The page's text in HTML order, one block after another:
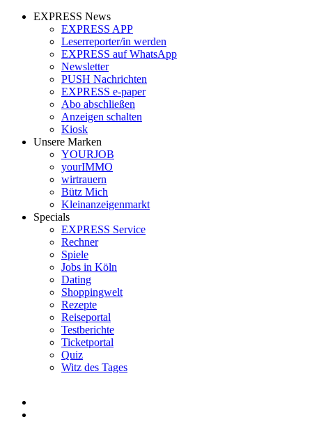
EXPRESS News
EXPRESS APP
Leserreporter/in werden
EXPRESS auf WhatsApp
Newsletter
PUSH Nachrichten
EXPRESS e-paper
Abo abschließen
Anzeigen schalten
Kiosk
Unsere Marken
YOURJOB
yourIMMO
wirtrauern
Bütz Mich
Kleinanzeigenmarkt
Specials
EXPRESS Service
Rechner
Spiele
Jobs in Köln
Dating
Shoppingwelt
Rezepte
Reiseportal
Testberichte
Ticketportal
Quiz
Witz des Tages